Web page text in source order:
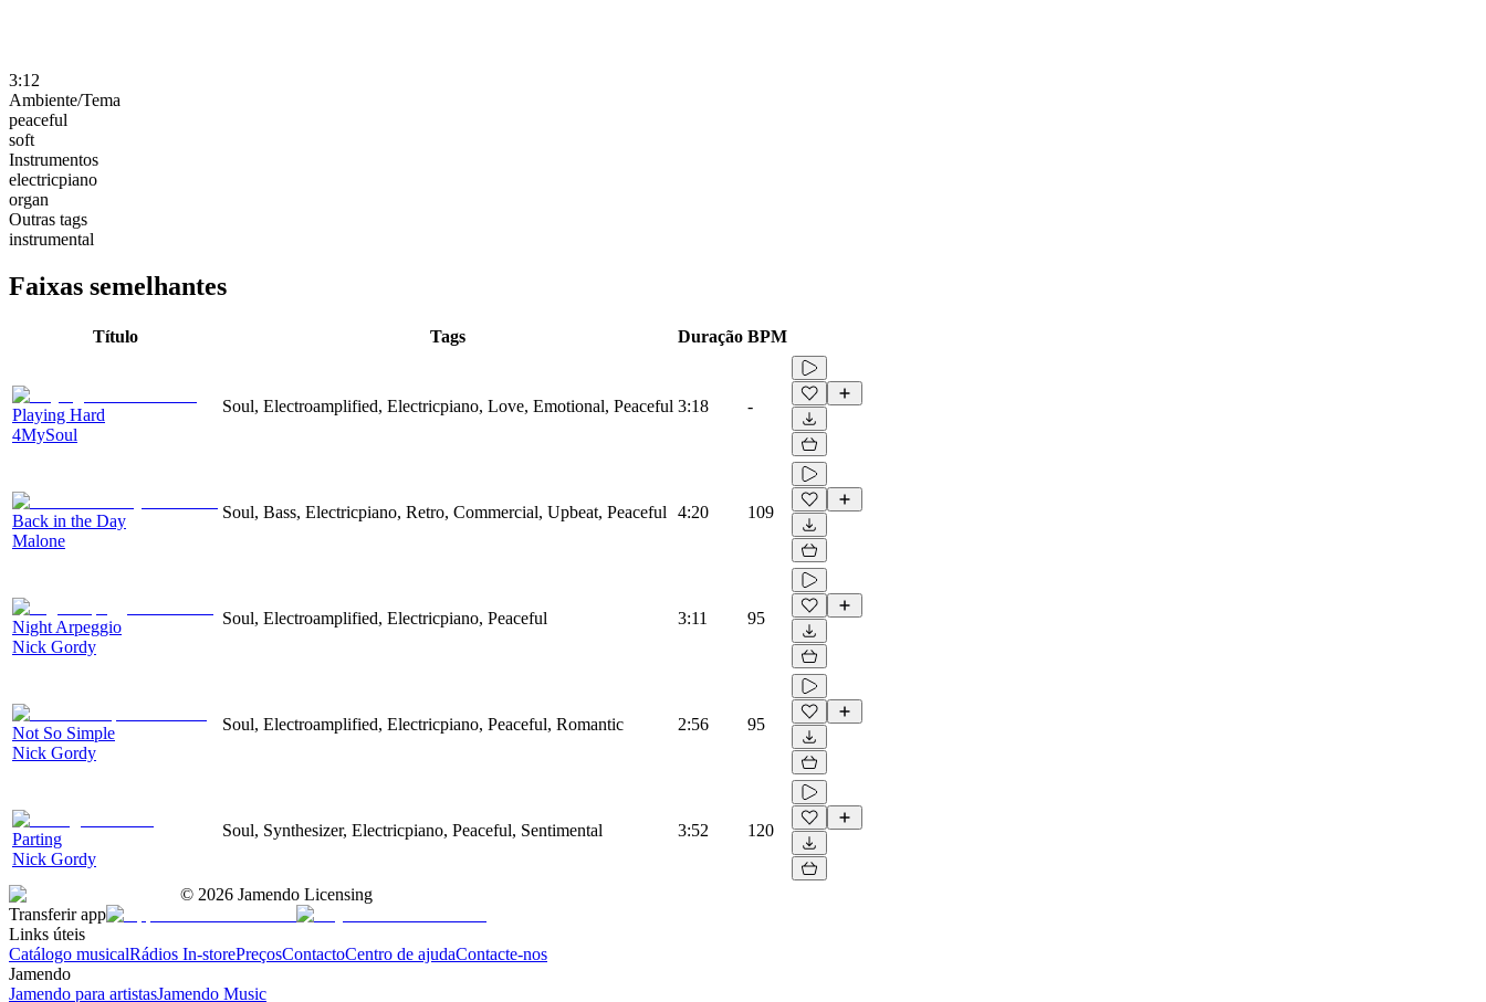
3:12
Ambiente/Tema
peaceful
soft
Instrumentos
electricpiano
organ
Outras tags
instrumental
Faixas semelhantes
Título Tags Duração BPM
Playing Hard
4MySoul
Soul, Electroamplified, Electricpiano, Love, Emotional, Peaceful 3:18 -
Back in the Day
Malone
Soul, Bass, Electricpiano, Retro, Commercial, Upbeat, Peaceful 4:20 109
Night Arpeggio
Nick Gordy
Soul, Electroamplified, Electricpiano, Peaceful 3:11 95
Not So Simple
Nick Gordy
Soul, Electroamplified, Electricpiano, Peaceful, Romantic 2:56 95
Parting
Nick Gordy
Soul, Synthesizer, Electricpiano, Peaceful, Sentimental 3:52 120
© 2026 Jamendo Licensing
Transferir app
Links úteis
Catálogo musicalRádios In-storePreçosContactoCentro de ajudaContacte-nos
Jamendo
Jamendo para artistasJamendo Music